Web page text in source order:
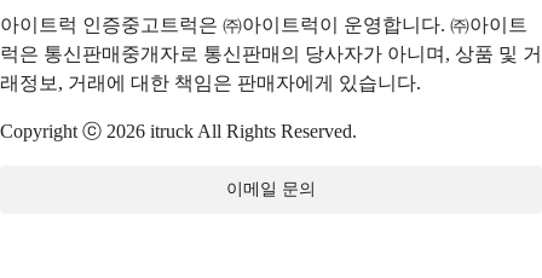
아이트럭 인증중고트럭은 ㈜아이트럭이 운영합니다. ㈜아이트
럭은 통신판매중개자로 통신판매의 당사자가 아니며, 상품 및 거
래정보, 거래에 대한 책임은 판매자에게 있습니다.
Copyright ⓒ 2026 itruck All Rights Reserved.
이메일 문의